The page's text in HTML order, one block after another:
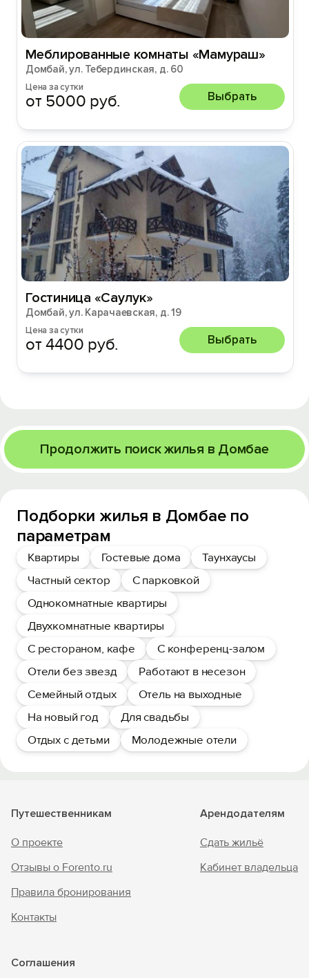
Меблированные комнаты «Мамураш»
Домбай, ул. Тебердинская, д. 60
Цена за сутки
от 5000 руб. Выбрать
Гостиница «Саулук»
Домбай, ул. Карачаевская, д. 19
Цена за сутки
от 4400 руб. Выбрать
Продолжить поиск жилья в Домбае
Подборки жилья в Домбае по
параметрам
Квартиры Гостевые дома
Таунхаусы
Частный сектор
С парковкой
Однокомнатные квартиры
Двухкомнатные квартиры
С рестораном, кафе
С конференц-залом
Отели без звезд
Работают в несезон
Семейный отдых
Отель на выходные
На новый год
Для свадьбы
Отдых с детьми
Молодежные отели
Путешественникам
О проекте
Отзывы о Forento.ru
Правила бронирования
Контакты
Арендодателям
Сдать жильё
Кабинет владельца
Соглашения